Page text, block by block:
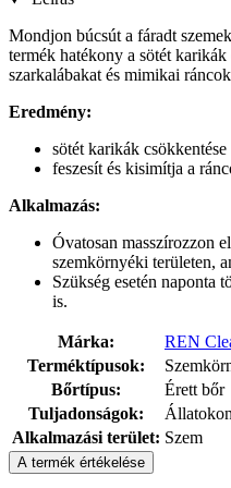
Mondjon búcsút a fáradt
termék hatékony a sötét
szarkalábakat és mimikai
Eredmény:
sötét karikák csökkentése
feszesít és kisimítja a
Alkalmazás:
Óvatosan masszírozzon
szemkörnyéki területen,
Szükség esetén naponta
is.
Márka:
REN
Terméktípusok:
Bőrtípus:
Érett bőr
Tuljadonságok:
Alkalmazási terület: Szem
A termék értékelése